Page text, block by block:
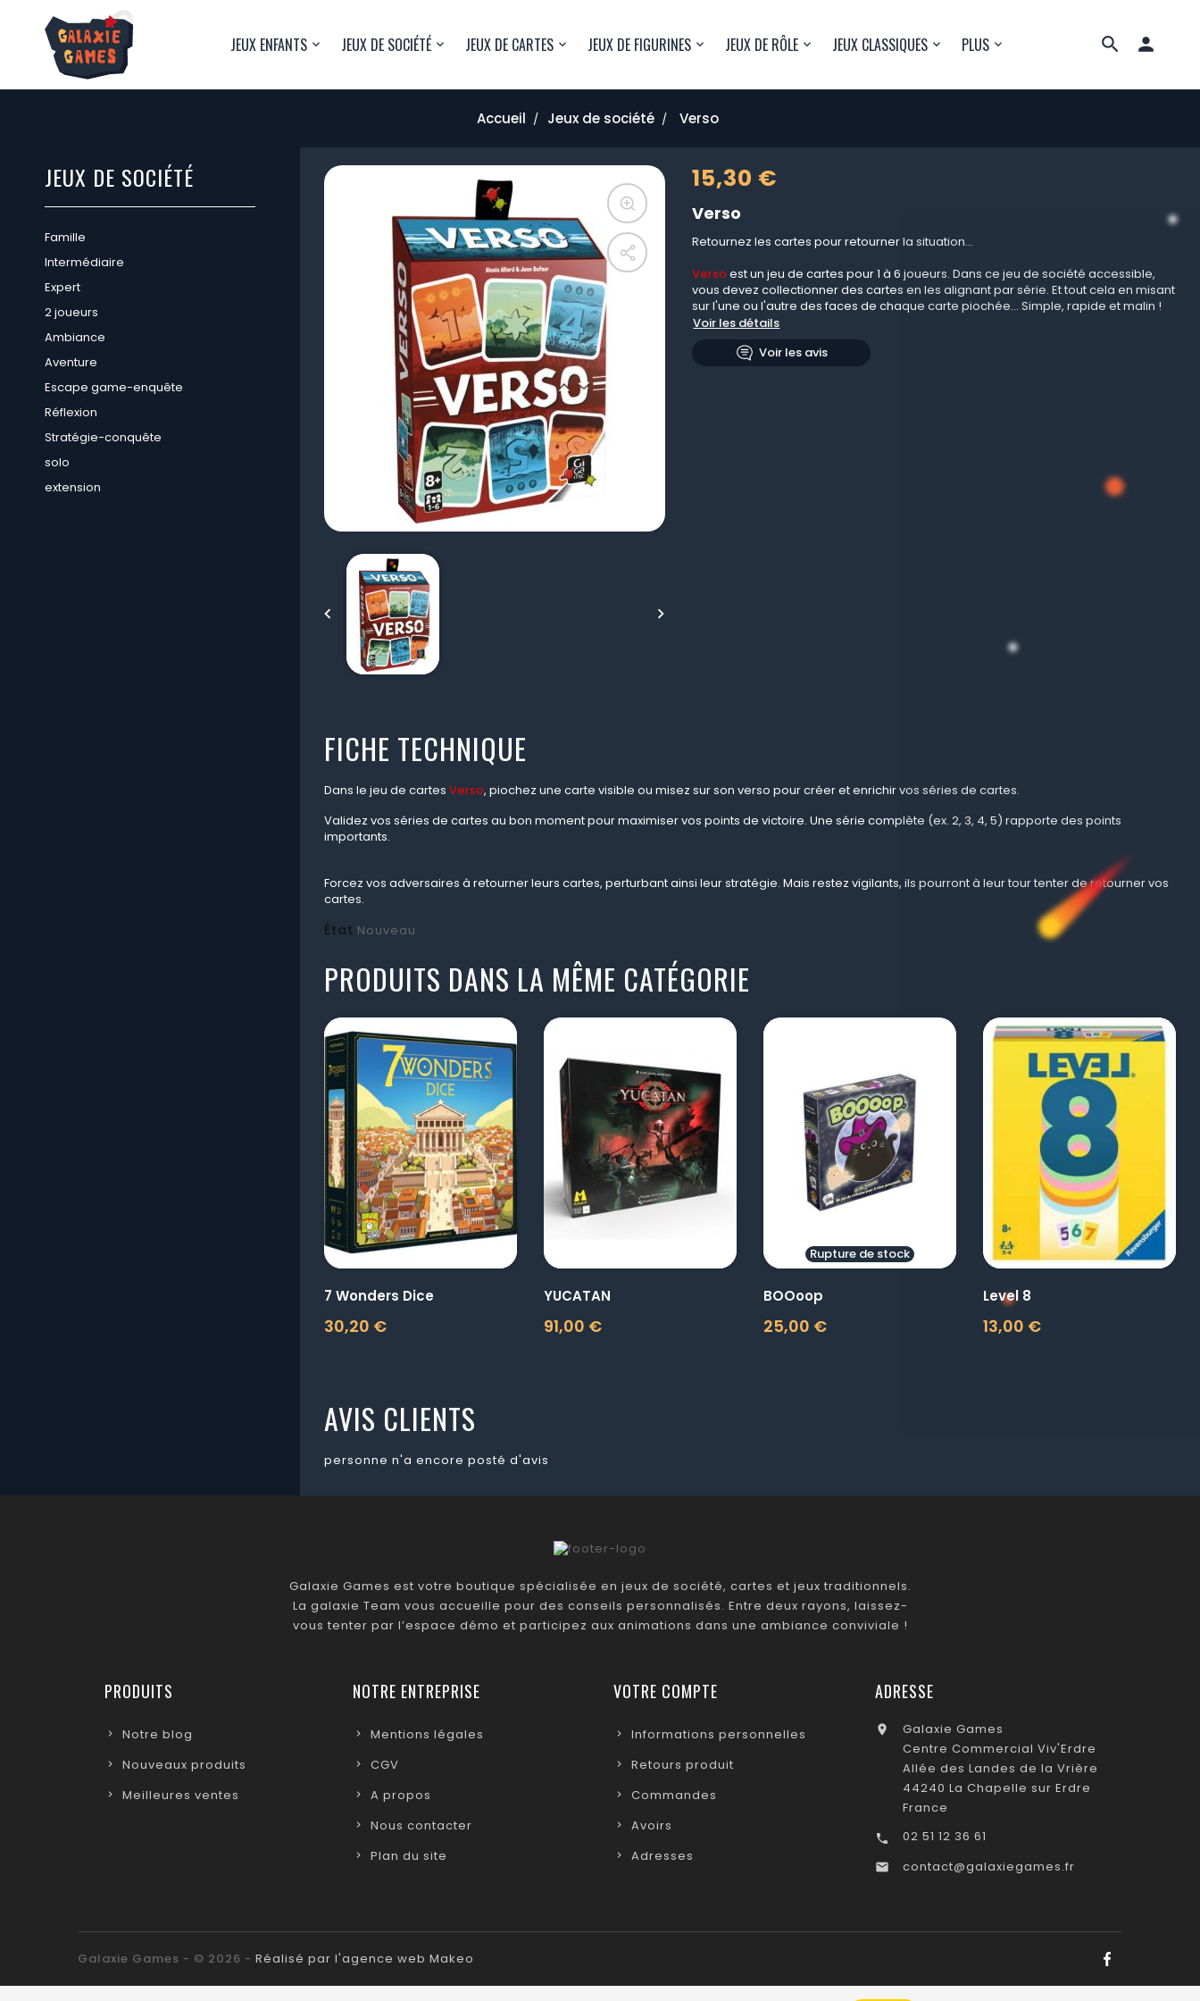

JEUX ENFANTS JEUX DE SOCIÉTÉ JEUX DE CARTES JEUX DE FIGURINES JEUX DE RÔLE JEUX CLASSIQUES PLUS
Accueil Jeux de société Verso
JEUX DE SOCIÉTÉ
Famille
Intermédiaire
Expert
2 joueurs
Ambiance
Aventure
Escape game-enquête
Réflexion
Stratégie-conquête
solo
extension
 
15,30 €
Verso
Retournez les cartes pour retourner la situation...
Verso est un jeu de cartes pour 1 à 6 joueurs. Dans ce jeu de société accessible,
vous devez collectionner des cartes en les alignant par série. Et tout cela en misant
sur l'une ou l'autre des faces de chaque carte piochée... Simple, rapide et malin !
Voir les détails
Voir les avis
FICHE TECHNIQUE
Dans le jeu de cartes Verso, piochez une carte visible ou misez sur son verso pour créer et enrichir vos séries de cartes.
Validez vos séries de cartes au bon moment pour maximiser vos points de victoire. Une série complète (ex. 2, 3, 4, 5) rapporte des points
importants.
Forcez vos adversaires à retourner leurs cartes, perturbant ainsi leur stratégie. Mais restez vigilants, ils pourront à leur tour tenter de retourner vos
cartes.
État Nouveau
PRODUITS DANS LA MÊME CATÉGORIE
visibility
7 Wonders Dice
30,20 €
Prix
visibility
YUCATAN
91,00 €
Prix
visibility
Rupture de stock
BOOoop
25,00 €
Prix
visibility
Level 8
13,00 €
Prix
AVIS CLIENTS
personne n'a encore posté d'avis
Galaxie Games est votre boutique spécialisée en jeux de société, cartes et jeux traditionnels.
La galaxie Team vous accueille pour des conseils personnalisés. Entre deux rayons, laissez-
vous tenter par l’espace démo et participez aux animations dans une ambiance conviviale !
PRODUITS
Notre blog
Nouveaux produits
Meilleures ventes
NOTRE ENTREPRISE
Mentions légales
CGV
A propos
Nous contacter
Plan du site
VOTRE COMPTE
Informations personnelles
Retours produit
Commandes
Avoirs
Adresses
ADRESSE

Galaxie Games
Centre Commercial Viv'Erdre
Allée des Landes de la Vrière
44240 La Chapelle sur Erdre
France
 02 51 12 36 61
 contact@galaxiegames.fr
Galaxie Games - © 2026 - Réalisé par l'agence web Makeo